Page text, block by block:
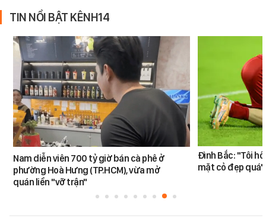
TIN NỔI BẬT KÊNH14
Nam diễn viên 700 tỷ giờ bán cà phê ở
phường Hoà Hưng (TP.HCM), vừa mở
quán liền "vỡ trận"
Đình Bắc: "Tôi
mặt cỏ đẹp quá"